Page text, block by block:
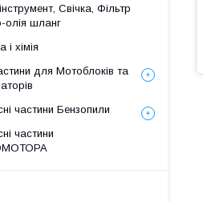
Свічка, Фільтр
олія шланг
і хімія
для Мотоблоків та
частини Бензопили
частини